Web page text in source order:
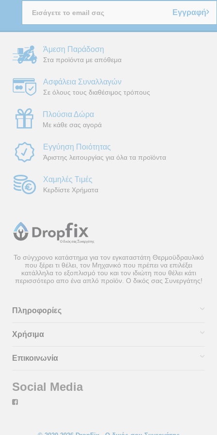
Εγγραφή
Άμεση Παράδοση
Στα προϊόντα με απόθεμα
Ασφάλεια Συναλλαγών
Σε όλους τους διαθέσιμος τρόπους
Πλούσια Δώρα
Με κάθε σας αγορά
Εγγύηση Ποιότητας
Άριστης λειτουργίας για όλα τα προϊόντα
Χαμηλές Τιμές
Κερδίστε Χρήματα
Το σύγχρονο κατάστημα για τον εγκαταστάτη Θερμοϋδραυλικό
που ξέρει τι θέλει, τον Μηχανικό που πρέπει να επιλέξει
κατάλληλα το εξοπλισμό του και τον ιδιώτη που θέλει κάτι
περισσότερο απο ένα απλό προϊόν. Ο δικός σας Συνεργάτης!
Πληροφορίες
Χρήσιμα
Επικοινωνία
Social Media